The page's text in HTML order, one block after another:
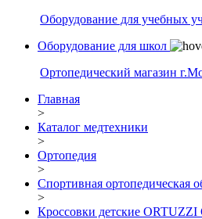
Оборудование для учебных
Оборудование для школ
Ортопедический магазин
Главная
>
Каталог медтехники
>
Ортопедия
>
Спортивная ортопедическая
>
Кроссовки детские